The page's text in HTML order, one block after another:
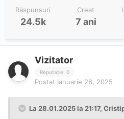
Răspunsuri
24.5k
Creat
7 ani
Vizitator
Reputație: 0
Postat Ianuarie 28, 2025
La 28.01.2025 la 21:17,